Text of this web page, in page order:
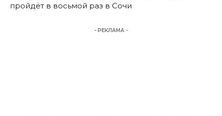
пройдёт в восьмой раз в Сочи
- РЕКЛАМА -